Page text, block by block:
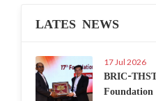
LATES NEWS
17 Jul 2026
BRIC-